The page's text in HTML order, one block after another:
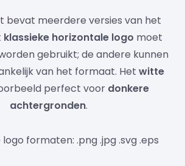
bevat meerdere versies van het
klassieke horizontale logo moet
gebruikt; de andere kunnen
van het formaat. Het witte
perfect voor donkere
achtergronden.
formaten: .png .jpg .svg .eps